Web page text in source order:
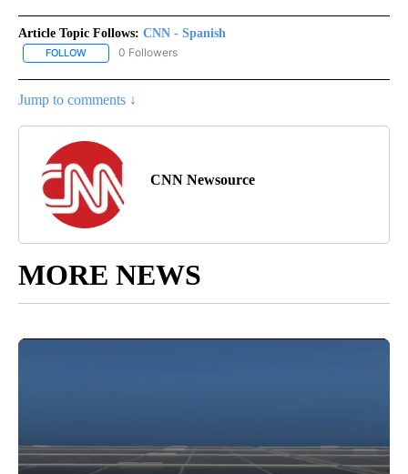
Article Topic Follows: CNN - Spanish
FOLLOW FOLLOW "CNN - SPANISH" TO RECEIVE NOTIFICATIONS ABOUT
0 Followers
Jump to comments ↓
CNN Newsource
MORE NEWS